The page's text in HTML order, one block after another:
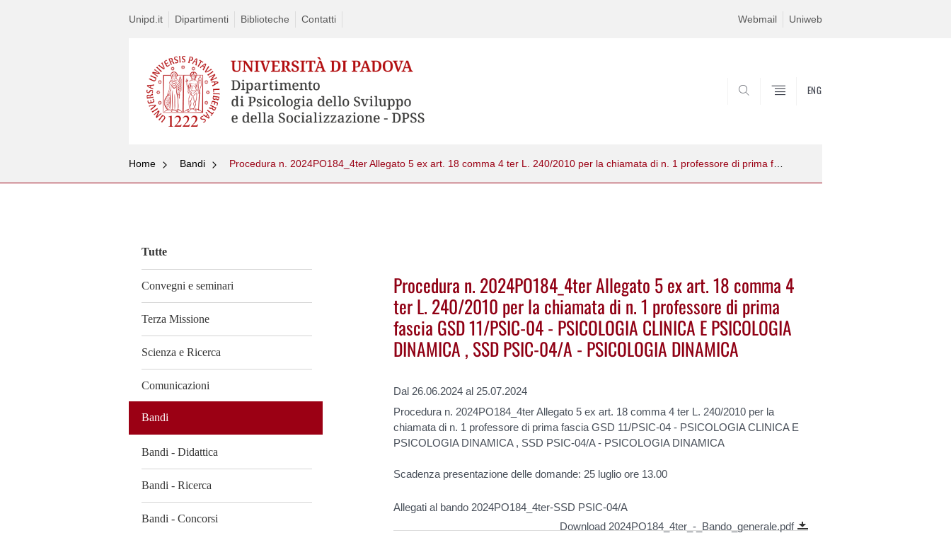
Unipd.it Dipartimenti Biblioteche Contatti Webmail Uniweb
ENG
Home Bandi Procedura n. 2024PO184_4ter Allegato 5 ex art. 18 comma 4 ter L. 240/2010 per la chiamata di n. 1 professore di prima fascia GSD 11/PSIC-04 - PSICOLOGIA CLINICA E PSICOLOGIA DINAMICA , SSD PSIC-04/A - PSICOLOGIA DINAMICA
Tutte
Convegni e seminari
Terza Missione
Scienza e Ricerca
Comunicazioni
Bandi
Bandi - Didattica
Bandi - Ricerca
Bandi - Concorsi
Procedura n. 2024PO184_4ter Allegato 5 ex art. 18 comma 4
ter L. 240/2010 per la chiamata di n. 1 professore di prima
fascia GSD 11/PSIC-04 - PSICOLOGIA CLINICA E PSICOLOGIA
DINAMICA , SSD PSIC-04/A - PSICOLOGIA DINAMICA
Dal 26.06.2024 al 25.07.2024
Procedura n. 2024PO184_4ter Allegato 5 ex art. 18 comma 4 ter L. 240/2010 per la
chiamata di n. 1 professore di prima fascia GSD 11/PSIC-04 - PSICOLOGIA CLINICA E
PSICOLOGIA DINAMICA , SSD PSIC-04/A - PSICOLOGIA DINAMICA
Scadenza presentazione delle domande: 25 luglio ore 13.00
Allegati al bando 2024PO184_4ter-SSD PSIC-04/A
Download 2024PO184_4ter_-_Bando_generale.pdf